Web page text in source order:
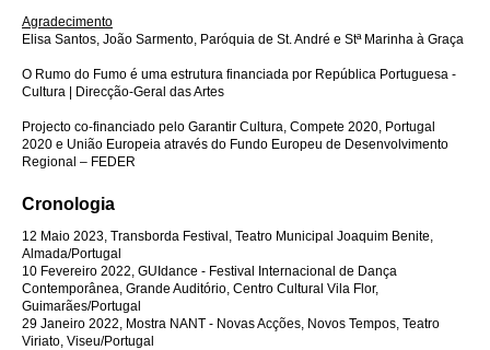
Agradecimento
Elisa Santos, João Sarmento, Paróquia de St. André e Stª Marinha à Graça
O Rumo do Fumo é uma estrutura financiada por República Portuguesa -
Cultura | Direcção-Geral das Artes
Projecto co-financiado pelo Garantir Cultura, Compete 2020, Portugal
2020 e União Europeia através do Fundo Europeu de Desenvolvimento
Regional – FEDER
Cronologia
12 Maio 2023, Transborda Festival, Teatro Municipal Joaquim Benite,
Almada/Portugal
10 Fevereiro 2022, GUIdance - Festival Internacional de Dança
Contemporânea, Grande Auditório, Centro Cultural Vila Flor,
Guimarães/Portugal
29 Janeiro 2022, Mostra NANT - Novas Acções, Novos Tempos, Teatro
Viriato, Viseu/Portugal